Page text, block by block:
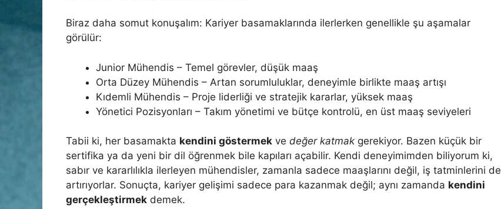
Biraz daha somut konuşalım: Kariyer basamaklarında ilerlerken genellikle şu aşamalar
görülür:
Junior Mühendis – Temel görevler, düşük maaş
Orta Düzey Mühendis – Artan sorumluluklar, deneyimle birlikte maaş artışı
Kıdemli Mühendis – Proje liderliği ve stratejik kararlar, yüksek maaş
Yönetici Pozisyonları – Takım yönetimi ve bütçe kontrolü, en üst maaş seviyeleri
Tabii ki, her basamakta kendini göstermek ve değer katmak gerekiyor. Bazen küçük bir
sertifika ya da yeni bir dil öğrenmek bile kapıları açabilir. Kendi deneyimimden biliyorum ki,
sabır ve kararlılıkla ilerleyen mühendisler, zamanla sadece maaşlarını değil, iş tatminlerini de
artırıyorlar. Sonuçta, kariyer gelişimi sadece para kazanmak değil; aynı zamanda kendini
gerçekleştirmek demek.